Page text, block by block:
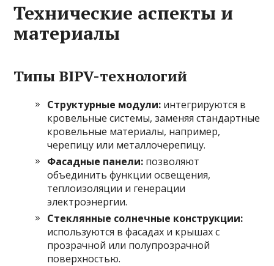
Технические аспекты и
материалы
Типы BIPV-технологий
Структурные модули: интегрируются в
кровельные системы, заменяя стандартные
кровельные материалы, например,
черепицу или металлочерепицу.
Фасадные панели: позволяют
объединить функции освещения,
теплоизоляции и генерации
электроэнергии.
Стеклянные солнечные конструкции:
используются в фасадах и крышах с
прозрачной или полупрозрачной
поверхностью.